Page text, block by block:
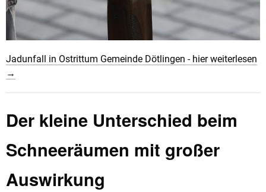
Jadunfall in Ostrittum Gemeinde Dötlingen - hier weiterlesen
→
Der kleine Unterschied beim
Schneeräumen mit großer
Auswirkung